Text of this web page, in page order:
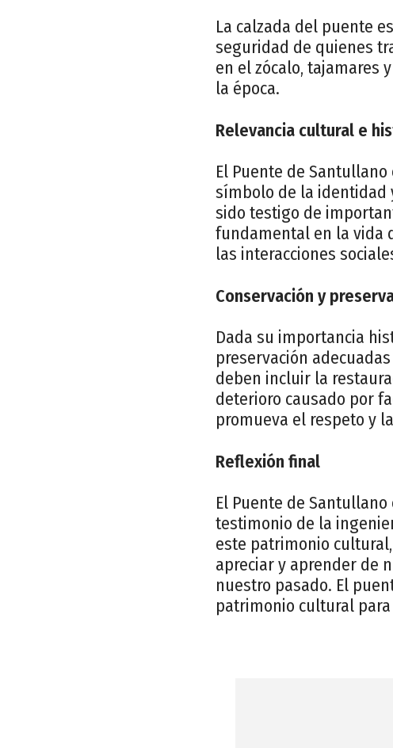
La calzada del puente
seguridad de quienes
en el zócalo, tajamares
la época.
Relevancia cultural e
El Puente de
símbolo de la identidad
sido testigo de
fundamental en la vida
las interacciones
Conservación y
Dada su importancia
preservación
deben incluir la
deterioro causado por
promueva el respeto y
Reflexión final
El Puente de
testimonio de la
este patrimonio
apreciar y aprender de
nuestro pasado. El
patrimonio cultural